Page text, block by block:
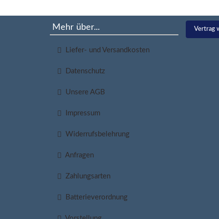
Mehr über...
Liefer- und Versandkosten
Datenschutz
Unsere AGB
Impressum
Widerrufsbelehrung
Anfragen
Zahlungsarten
Batterieverordnung
Vertrag